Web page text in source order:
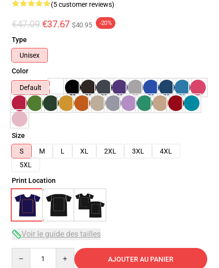
(5 customer reviews)
€47.09 €37.67 $40.95 -20%
Type
Unisex
Color
Default
Size
S
M L XL 2XL 3XL
4XL
5XL
Print Location
Voir le guide des tailles
AJOUTER AU PANIER